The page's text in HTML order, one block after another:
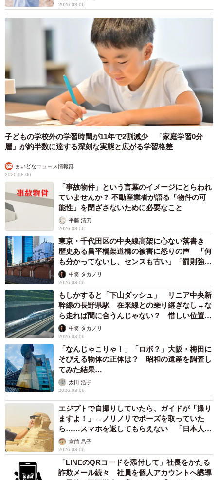
ー漫画で今後挑戦したいテーマなどあれば教えてくださ
今後は「育児✕仕事」や「家族との価値観のすり合わせ」
など、育児だけでなく“人間関係の悩み”をテーマにしたエッ
セイも描いてみたいです。かつての仕事の経験も、育児の
中でまた違った角度から思い出すことがあり、そこを描く
のも面白いかなと思っています。
ー読者の方に一言メッセージをお願いします。
このマンガを「わかる～！」と感じてくださった方はきっ
と、当時がんばっていた私と少し重ねて読んでくれたのか
なと思います。上司に対しもやもやとしている方に、少し
でも心の整理や安心につながっていたら嬉しいです。
＜えりたさん関連情報＞
▽X（旧Twitter）
https://x.com/erita_enikki
▽Instagram
https://www.instagram.com/erita_enikki/
▽ブログ
https://www.erita-manga.com/
2026.08.06
子どもの学校外の学習時間が11年で2割減少 「家庭学習0分
層」が約半数に達する深刻な実態と広がる学習格差
まいどなニュース情報部
2026.08.06
「事故物件」という言葉のイメージにとらわれ
ていませんか？ 不動産業者が語る「物件の可
能性」を閉ざさないために必要なこと
平藤 清刀
2026.08.06
東京・千代田区の中央線高架に心ない落書き
歴史ある昌平橋架道橋の被害に怒りの声 「何
も分かってないし、センスも古い」「罰則強化
して」中将 タカノリ
2026.08.06
もしかすると「下山ダッシュ」 リニア中央新
幹線の長野県駅 在来線との乗り継ぎなし→な
ら走れば間に合うんじゃない？ 惜しい位置関
係が反響
中将 タカノリ
2026.08.06
「なんじゃこりゃ！」「ロボ？」大阪・梅田に
そびえる物体の正体は？ 昭和の遺産を調査し
てみた結果…
太田 浩子
2026.08.06
エジプトで自撮りしていたら、ガイドが「撮り
ますよ！」→ノリノリでポーズを取っていた
ら……スマホを返してもらえない 「日本人は
カモ代表かも」「私は6時間で3万円払った」
宮前 晶子
2026.08.06
「LINEのQRコードを添付して」社長をかたる
詐欺メール続々 社員を個人アカウントへ誘導